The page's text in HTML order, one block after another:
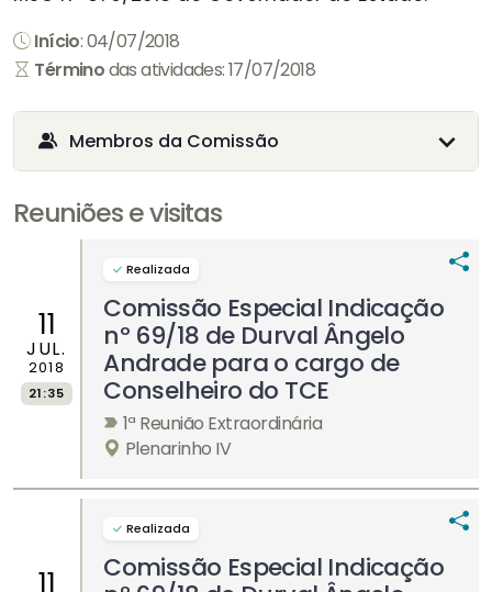
Início: 04/07/2018
Términodas atividades: 17/07/2018
Membros da Comissão
Reuniões e visitas
11
JUL.
2018
21:35
Realizada
Comissão Especial Indicação
nº 69/18 de Durval Ângelo
Andrade para o cargo de
Conselheiro do TCE
1ª Reunião Extraordinária
Plenarinho IV
11
Realizada
Comissão Especial Indicação